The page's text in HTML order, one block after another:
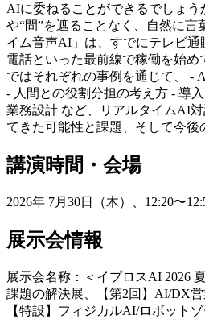
AIに委ねることができるでしょう
や“間”を遮ることなく、自然に言
イム音声AI」は、すでにテレビ通
電話といった最前線で稼働を始め
ではそれぞれの事例を通じて、 -
- 人間との役割分担の考え方 - 導
業務設計 など、リアルタイムAI
てきた可能性と課題、そして今後
講演時間・会場
2026年 7月30日（木）、12:20〜
展示会情報
展示会名称：＜イプロスAI 2026
課題の解決展、【第2回】AI/DX営
【特設】フィジカルAI/ロボット